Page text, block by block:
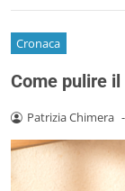
Cronaca
Come pulire
Patrizia Chimera -